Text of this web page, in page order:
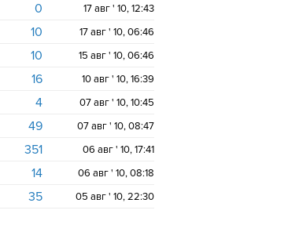
0
17 авг ' 10, 12:43
10
17 авг ' 10, 06:46
10
15 авг ' 10, 06:46
16
10 авг ' 10, 16:39
4
07 авг ' 10, 10:45
49
07 авг ' 10, 08:47
351
06 авг ' 10, 17:41
14
06 авг ' 10, 08:18
35 05 авг ' 10, 22:30